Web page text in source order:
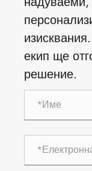
екип ще
решение.